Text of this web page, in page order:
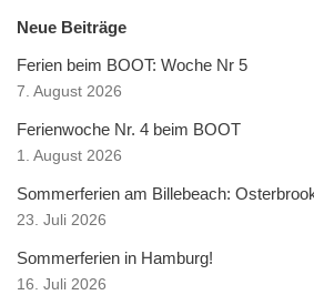
Neue Beiträge
Ferien beim BOOT: Woche Nr 5
7. August 2026
Ferienwoche Nr. 4 beim BOOT
1. August 2026
Sommerferien am Billebeach:
23. Juli 2026
Sommerferien in Hamburg!
16. Juli 2026